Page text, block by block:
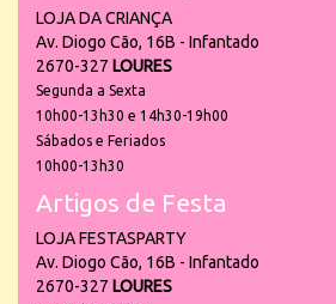
LOJA DA CRIANÇA
Av. Diogo Cão, 16B - Infantado
2670-327 LOURES
Segunda a Sexta
10h00-13h30 e 14h30-19h00
Sábados e Feriados
10h00-13h30
Artigos de Festa
LOJA FESTASPARTY
Av. Diogo Cão, 16B - Infantado
2670-327 LOURES